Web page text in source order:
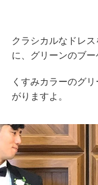
クラシカルなドレ
に、グリーンのブー
くすみカラーのグ
がりますよ。